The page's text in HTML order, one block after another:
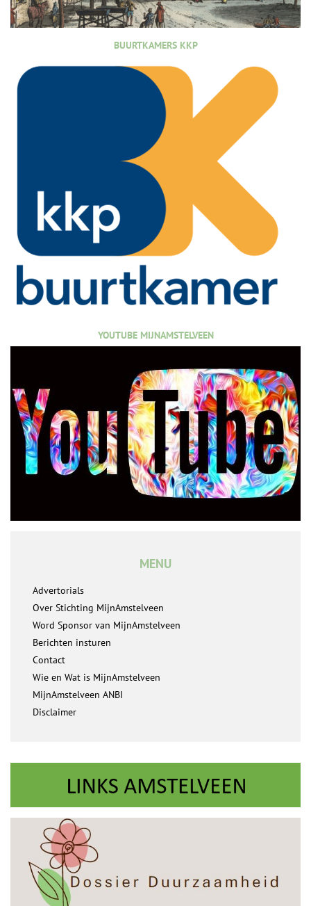
BUURTKAMERS KKP
YOUTUBE MIJNAMSTELVEEN
MENU
Advertorials
Over Stichting MijnAmstelveen
Word Sponsor van MijnAmstelveen
Berichten insturen
Contact
Wie en Wat is MijnAmstelveen
MijnAmstelveen ANBI
Disclaimer